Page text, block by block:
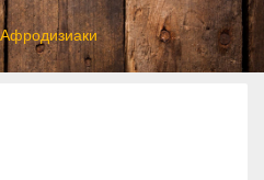
Афродизиаки